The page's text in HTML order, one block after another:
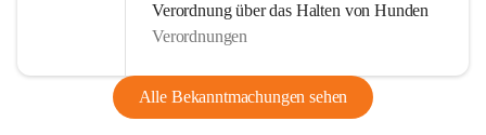
Verordnung über das Halten von Hunden
Verordnungen
Alle Bekanntmachungen sehen